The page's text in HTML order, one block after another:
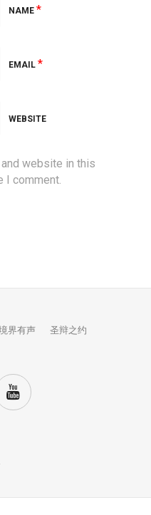
NAME *
EMAIL *
WEBSITE
website in this
I comment.
界有声 圣辩之约